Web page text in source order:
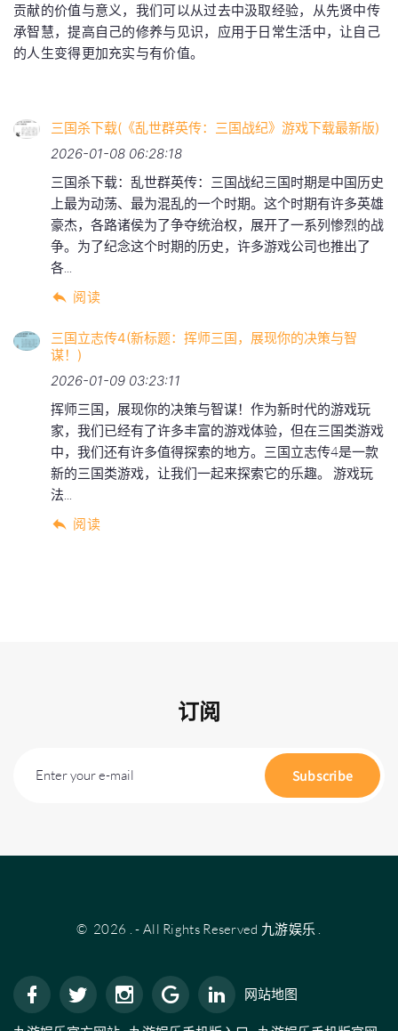
贡献的价值与意义，我们可以从过去中汲取经验，从先贤中传
承智慧，提高自己的修养与见识，应用于日常生活中，让自己
的人生变得更加充实与有价值。
三国杀下载(《乱世群英传：三国战纪》游戏下载最新版)
2026-01-08 06:28:18
三国杀下载：乱世群英传：三国战纪三国时期是中国历史
上最为动荡、最为混乱的一个时期。这个时期有许多英雄
豪杰，各路诸侯为了争夺统治权，展开了一系列惨烈的战
争。为了纪念这个时期的历史，许多游戏公司也推出了
各...
阅读
三国立志传4(新标题：挥师三国，展现你的决策与智
谋！)
2026-01-09 03:23:11
挥师三国，展现你的决策与智谋！作为新时代的游戏玩
家，我们已经有了许多丰富的游戏体验，但在三国类游戏
中，我们还有许多值得探索的地方。三国立志传4是一款
新的三国类游戏，让我们一起来探索它的乐趣。 游戏玩
法...
阅读
订阅
Enter your e-mail Subscribe
© 2026 .- All Rights Reserved 九游娱乐 .
网站地图